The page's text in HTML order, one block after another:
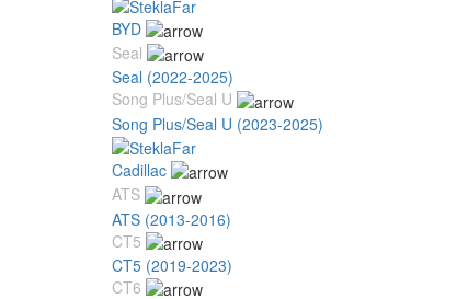
BYD
Seal
Seal (2022-2025)
Song Plus/Seal U
Song Plus/Seal U (2023-2025)
Cadillac
ATS
ATS (2013-2016)
CT5
CT5 (2019-2023)
CT6